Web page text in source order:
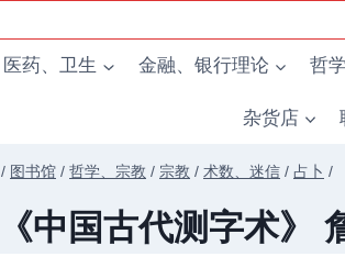
医药、卫生 金融、银行理论 哲
杂货店
/ 图书馆 / 哲学、宗教 / 宗教 / 术数、迷信 / 占卜 /
《中国古代测字术》